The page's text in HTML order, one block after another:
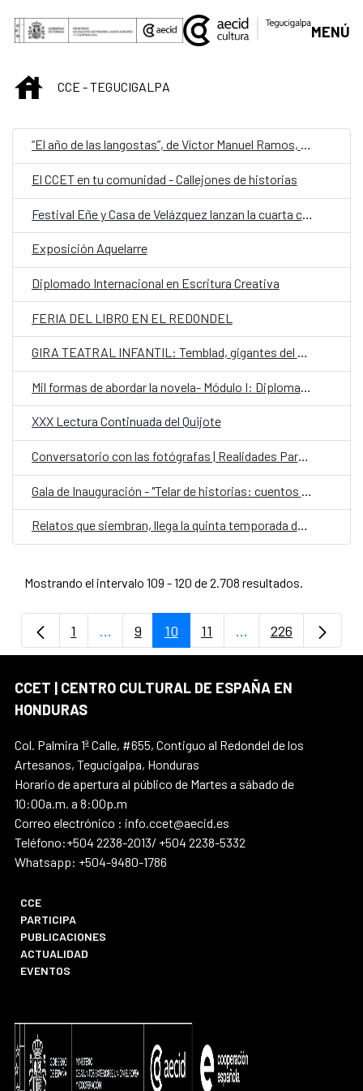
Saltar al contenido principal
MENÚ
INICIOCCE - TEGUCIGALPA
“El año de las langostas”, de Víctor Manuel Ramos, representa a Honduras en la quinta edición de Cuentos en Red
El CCET en tu comunidad - Callejones de historias
Festival Eñe y Casa de Velázquez lanzan la cuarta convocatoria de Residencia de Creación Literaria
Exposición Aquelarre
Diplomado Internacional en Escritura Creativa
FERIA DEL LIBRO EN EL REDONDEL
GIRA TEATRAL INFANTIL: Temblad, gigantes del mundo
Mil formas de abordar la novela- Módulo I: Diplomado Internacional en Escritura Creativa
XXX Lectura Continuada del Quijote
Conversatorio con las fotógrafas | Realidades Paralelas: Miradas desde el ocultamiento
Relatos que siembran, llega la quinta temporada de Cuentos en Red
Mostrando el intervalo 109 - 120 de 2.708 resultados.
Página
1 ...Páginas intermedias Use TAB para
Página
9 Página
10 Página
11 ...PáginasPágina
226
CCET | CENTRO CULTURAL DE ESPAÑA EN
HONDURAS
Col. Palmira 1ª Calle, #655, Contiguo al Redondel de los
Artesanos, Tegucigalpa, Honduras
Horario de apertura al público de Martes a sábado de
10:00a.m. a 8:00p.m
Correo electrónico : info.ccet@aecid.es
Teléfono:+504 2238-2013/ +504 2238-5332
Whatsapp: +504-9480-1786
CCE
PARTICIPA
PUBLICACIONES
ACTUALIDAD
EVENTOS